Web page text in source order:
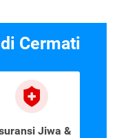
Cermati
Jiwa &